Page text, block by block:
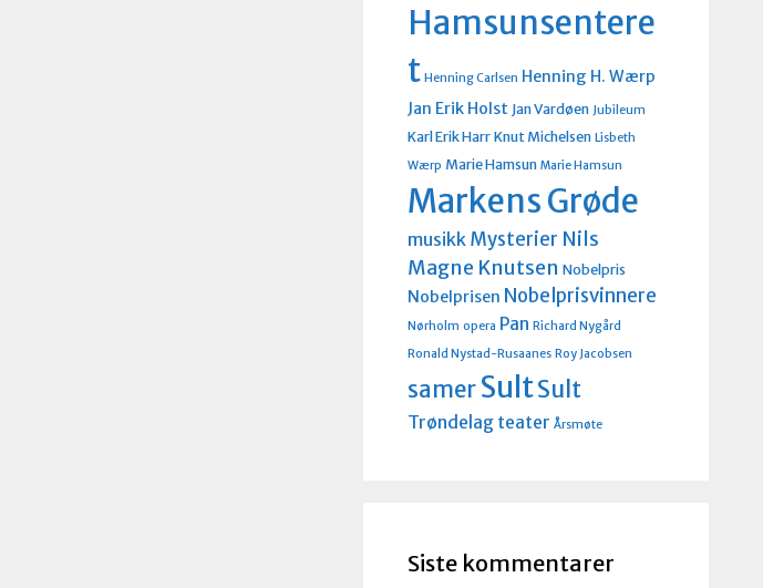
Hamsunsentere
t Henning Carlsen Henning H. Wærp
Jan Erik Holst Jan Vardøen Jubileum
Karl Erik Harr Knut Michelsen Lisbeth
Wærp Marie Hamsun Marie Hamsun
Markens Grøde
musikk Mysterier Nils
Magne Knutsen Nobelpris
Nobelprisen Nobelprisvinnere
Nørholm opera Pan Richard Nygård
Ronald Nystad-Rusaanes Roy Jacobsen
samerSultSult
Trøndelag teater Årsmøte
Siste kommentarer